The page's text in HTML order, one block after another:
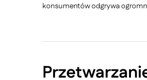
konsumentów odgrywa